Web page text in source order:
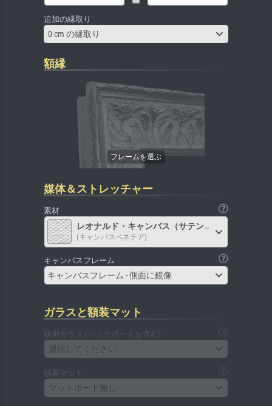
追加の縁取り
0 cm の縁取り
額縁
媒体＆ストレッチャー
素材
レオナルド・キャンバス（サテン）
(キャンバスベネチア)
キャンバスフレーム
キャンバスフレーム - 側面に鏡像
ガラスと額装マット
額用ガラス (バックボードを含む)
選択してください
額装マット
マットボード無し